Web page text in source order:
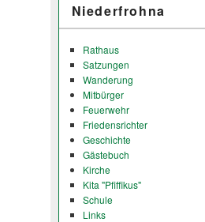
Niederfrohna
Rathaus
Satzungen
Wanderung
Mitbürger
Feuerwehr
Friedensrichter
Geschichte
Gästebuch
Kirche
Kita "Pfiffikus"
Schule
Links